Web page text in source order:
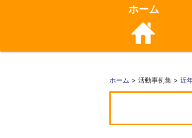
ホーム
ホーム > 活動事例集 > 近